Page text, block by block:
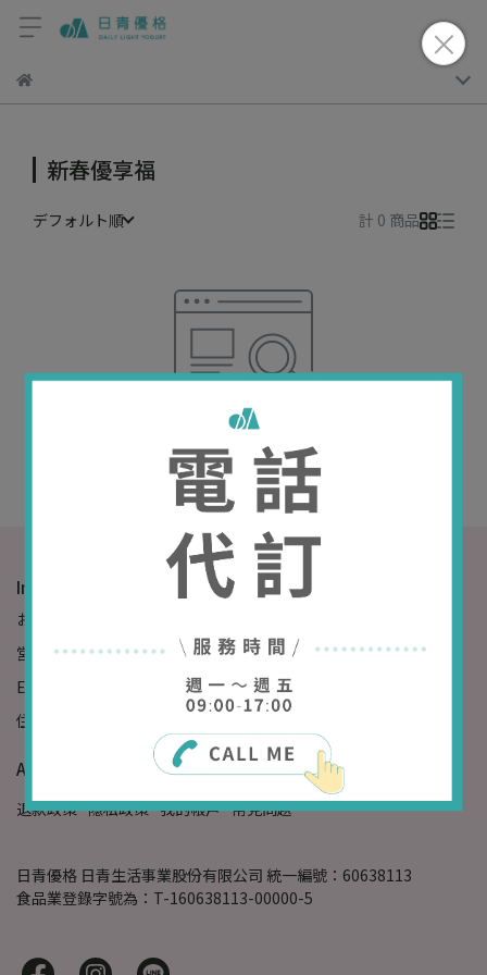
新春優享福
デフォルト順 計 0 商品
検索結果がありません
検索結果を増やすには検索条件を外してください
Informations
お電話：09-87654321
営業時間：09:00-17:00
Email：example@email.com
住所：Waterloo, IN 46793, United States
About us
退款政策 隱私政策 我的帳戶 常見問題
日青優格 日青生活事業股份有限公司 統一編號：60638113
食品業登錄字號為：T-160638113-00000-5